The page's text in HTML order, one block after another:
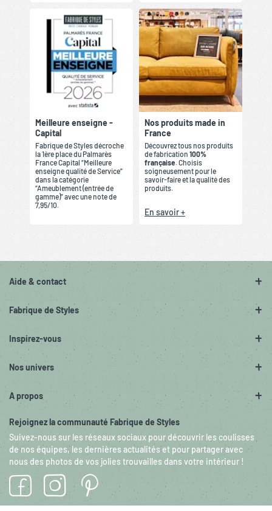
Meilleure enseigne -
Capital
Fabrique de Styles décroche
la 1ère place du Palmarès
France Capital “Meilleure
enseigne qualité de Service”
dans la catégorie
“Ameublement (entrée de
gamme)” avec une note de
7,95/10.
Nos produits made in
France
Découvrez tous nos produits
de fabrication 100%
française. Choisis
soigneusement pour le
savoir-faire et la qualité des
produits.
En savoir +
Aide & contact
Fabrique de Styles
Inspirez-vous
Nos univers
A propos
Rejoignez la communauté Fabrique de Styles
Suivez-nous sur les réseaux sociaux pour découvrir les coulisses
de nos équipes, les dernières actualités et pour partager avec
nous des photos de vos jolies trouvailles dans votre intérieur !